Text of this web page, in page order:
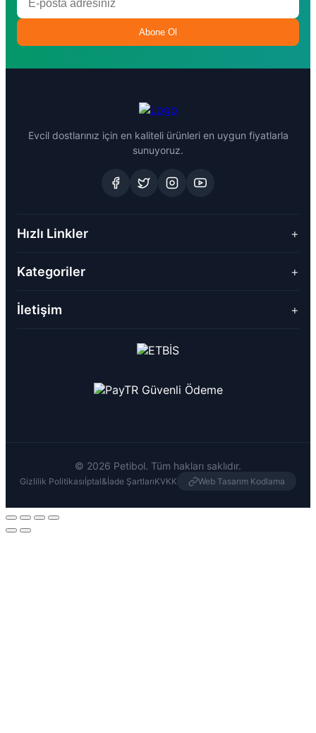
Abone Ol
Evcil dostlarınız için en kaliteli ürünleri en uygun fiyatlarla
sunuyoruz.
Hızlı Linkler +
Kategoriler +
İletişim +
© 2026 Petibol. Tüm hakları saklıdır.
Gizlilik Politikasıİptal&İade ŞartlarıKVKK Web Tasarım Kodlama